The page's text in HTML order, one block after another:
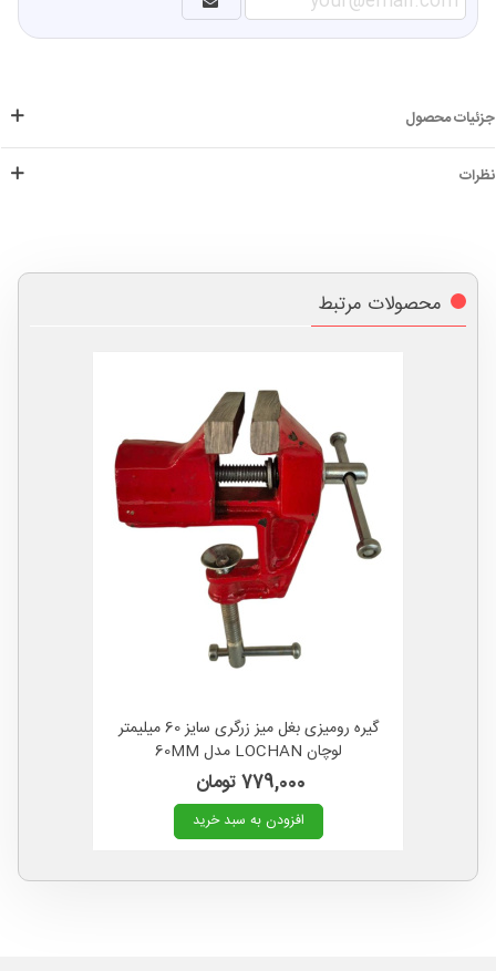
جزئیات محصول
نظرات
محصولات مرتبط
گیره رومیزی بغل میز زرگری سایز 60 میلیمتر
لوچان LOCHAN مدل 60MM
779,000 تومان
افزودن به سبد خرید